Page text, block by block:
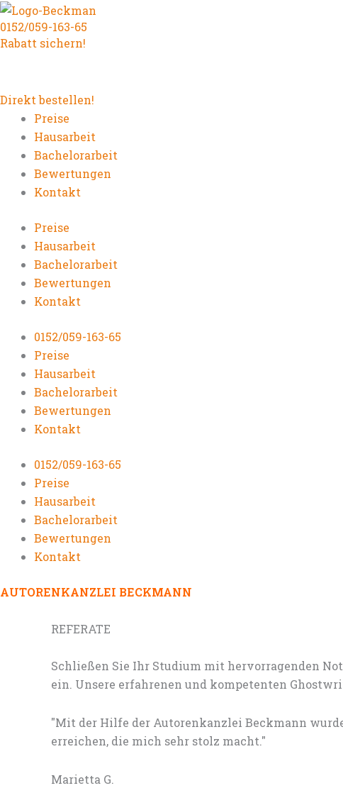
Zum
Inhalt
springen
0152/059-163-65
Rabatt sichern!
Direkt bestellen!
Preise
Hausarbeit
Bachelorarbeit
Bewertungen
Kontakt
Preise
Hausarbeit
Bachelorarbeit
Bewertungen
Kontakt
0152/059-163-65
Preise
Hausarbeit
Bachelorarbeit
Bewertungen
Kontakt
0152/059-163-65
Preise
Hausarbeit
Bachelorarbeit
Bewertungen
Kontakt
AUTORENKANZLEI BECKMANN
REFERATE
Schließen Sie Ihr Studium mit hervorragenden
ein. Unsere erfahrenen und kompetenten
"Mit der Hilfe der Autorenkanzlei Beckmann
erreichen, die mich sehr stolz macht."
Marietta G.